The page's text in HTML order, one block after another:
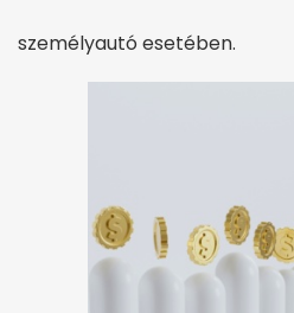
személyautó esetében.